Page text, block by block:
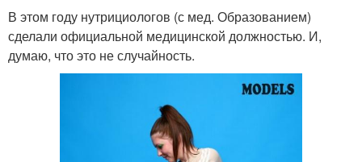
В этом году нутрициологов (с мед. Образованием)
сделали официальной медицинской должностью. И,
думаю, что это не случайность.